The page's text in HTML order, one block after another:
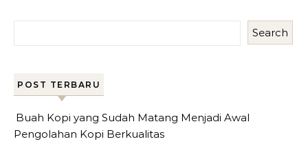
Search
POST TERBARU
Buah Kopi yang Sudah Matang Menjadi Awal
Pengolahan Kopi Berkualitas